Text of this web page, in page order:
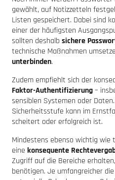
gewählt, auf Notizzetteln
Listen gespeichert. Dabei sind
einer der häufigsten
sollten deshalb sichere
technische Maßnahmen
unterbinden.
Zudem empfiehlt sich der
Faktor-Authentifizierung–
sensiblen Systemen oder
Sicherheitsstufe kann im
scheitert oder erfolgreich ist.
Mindestens ebenso wichtig wie
eine konsequente
Zugriff auf die Bereiche
benötigen. Je umfangreicher